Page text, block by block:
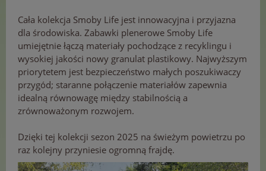
Cała kolekcja Smoby Life jest innowacyjna i przyjazna
dla środowiska. Zabawki plenerowe Smoby Life
umiejętnie łączą materiały pochodzące z recyklingu i
wysokiej jakości nowy granulat plastikowy. Najwyższym
priorytetem jest bezpieczeństwo małych poszukiwaczy
przygód; staranne połączenie materiałów zapewnia
idealną równowagę między stabilnością a
zrównoważonym rozwojem.
Dzięki tej kolekcji sezon 2025 na świeżym powietrzu po
raz kolejny przyniesie ogromną frajdę.